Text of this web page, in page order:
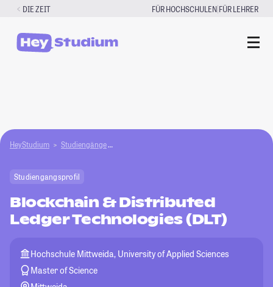
Zum
springen
DIE ZEIT FÜR HOCHSCHULEN|FÜR LEHRER
HeyStudium Studiengänge Blockchain & Distributed Ledger Technologies
Studiengangsprofil
Blockchain & Distributed
Ledger Technologies (DLT)
Hochschule Mittweida, University of Applied Sciences
Master of Science